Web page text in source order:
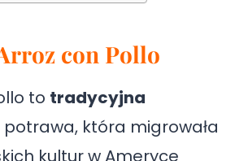
con Pollo
to tradycyjna
potrawa, która migrowała
kultur w Ameryce